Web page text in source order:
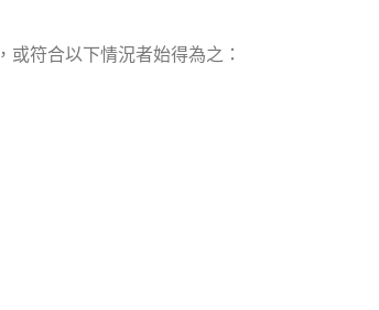
符合以下情況者始得為之：